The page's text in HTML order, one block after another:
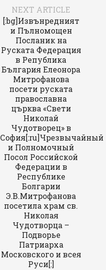
NEXT ARTICLE
[:bg]Извънредният
и Пълномощен
Посланик на
Руската Федерация
в Република
България Елеонора
Митрофанова
посети руската
православна
църква «Свети
Николай
Чудотворец» в
София[:ru]Чрезвычайный
и Полномочный
Посол Российской
Федерации в
Республике
Болгарии
Э.В.Митрофанова
посетила храм св.
Николая
Чудотворца –
Подворье
Патриарха
Московского и всея
Руси[:]